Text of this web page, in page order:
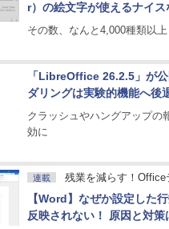
r）の絵文字が使えるナイ
その数、なんと4,000種類以上
「LibreOffice 26.2.5」が
ダリングは実験的機能へ後
クラッシュやハングアップの
効に
連載 残業を減らす！Office
【Word】なぜか設定した
反映されない！ 原因と対策